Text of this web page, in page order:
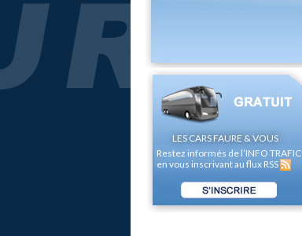
LES CARS FAURE & VOUS
Restez informés de l’INFO TRAFIC
en vous inscrivant au flux RSS